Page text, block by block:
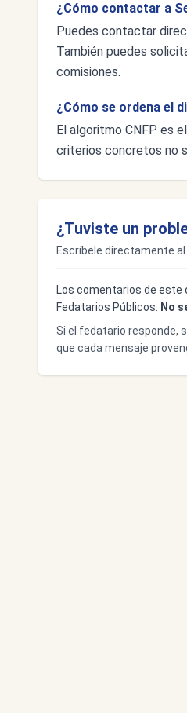
¿Cómo contactar a
Puedes contactar
También puedes
comisiones.
¿Cómo se ordena el
El algoritmo CNFP es
criterios concretos no
¿Tuviste un
Escríbele directamente
Los comentarios de este
Fedatarios Públicos.
No
Si el fedatario responde,
que cada mensaje